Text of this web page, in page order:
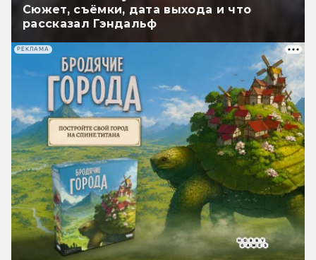
Сюжет, съёмки, дата выхода и что
рассказал Гэндальф
РЕКЛАМА